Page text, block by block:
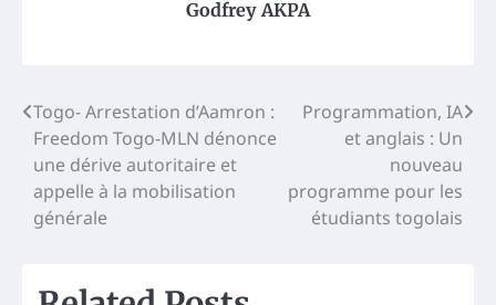
Godfrey AKPA
Post
navigation
Togo- Arrestation d’Aamron :
Freedom Togo-MLN dénonce
une dérive autoritaire et
appelle à la mobilisation
générale
Programmation, IA
et anglais : Un
nouveau
programme pour les
étudiants togolais